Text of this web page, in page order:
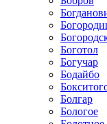
Боготол
Богучар
Бодайбо
Болгар
Бологое